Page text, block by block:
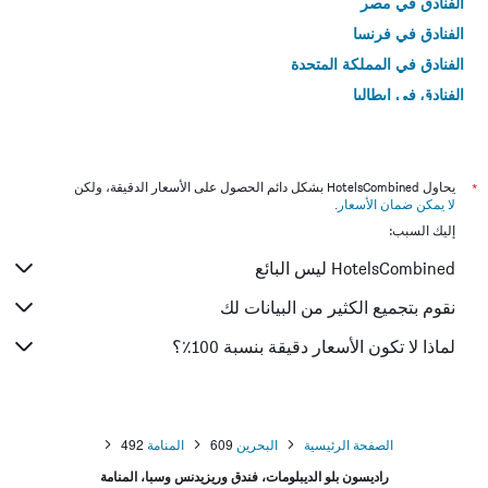
الفنادق في فرنسا
الفنادق في المملكة المتحدة
الفنادق في إيطاليا
*
يحاول HotelsCombined بشكل دائم الحصول على الأسعار الدقيقة، ولكن
لا يمكن ضمان الأسعار .
إليك السبب:
HotelsCombined ليس البائع
نقوم بتجميع الكثير من البيانات لك
لماذا لا تكون الأسعار دقيقة بنسبة 100٪؟
الصفحة الرئيسية البحرين 609 المنامة 492
راديسون بلو الديبلومات، فندق وريزيدنس وسبا، المنامة